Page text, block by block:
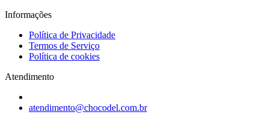
Informações
Política de Privacidade
Termos de Serviço
Política de cookies
Atendimento
atendimento@chocodel.com.br